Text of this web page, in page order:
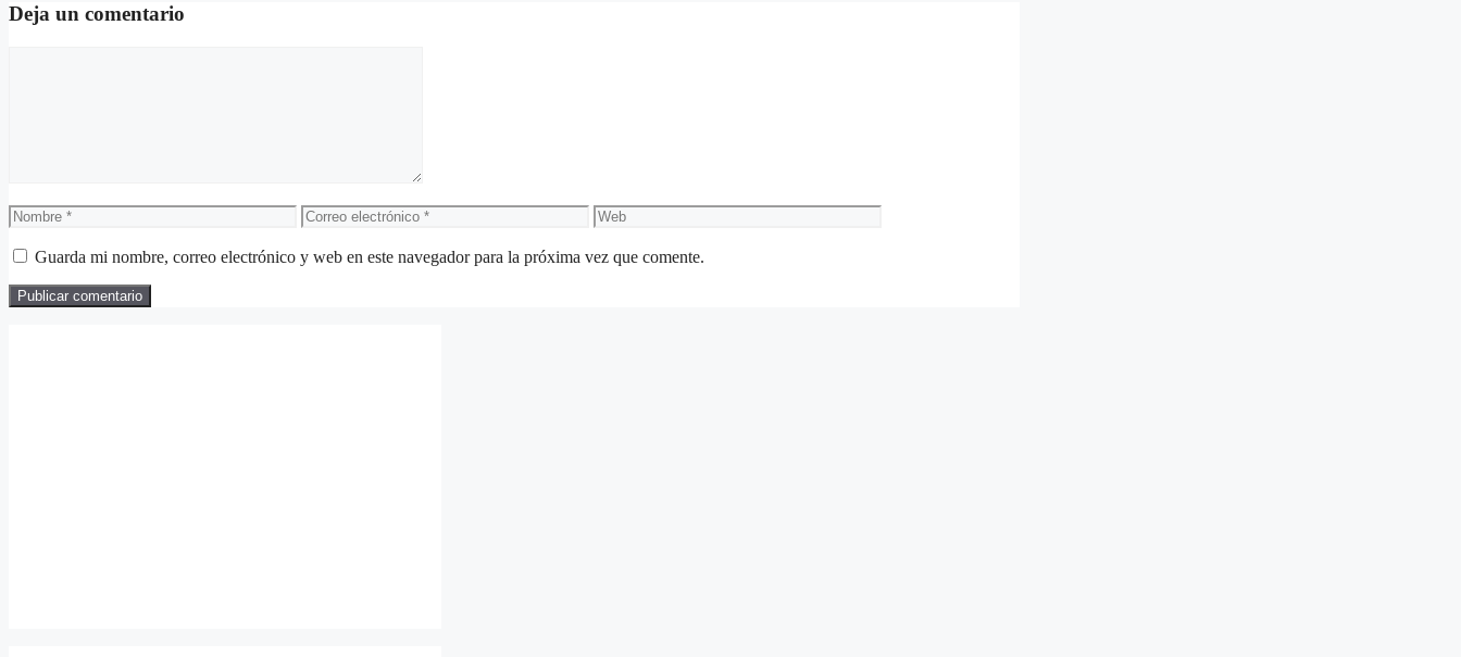
Deja un comentario
Nombre
Correo
electrónico
Web
Guarda mi nombre, correo electrónico y web en este navegador para la próxima vez que comente.